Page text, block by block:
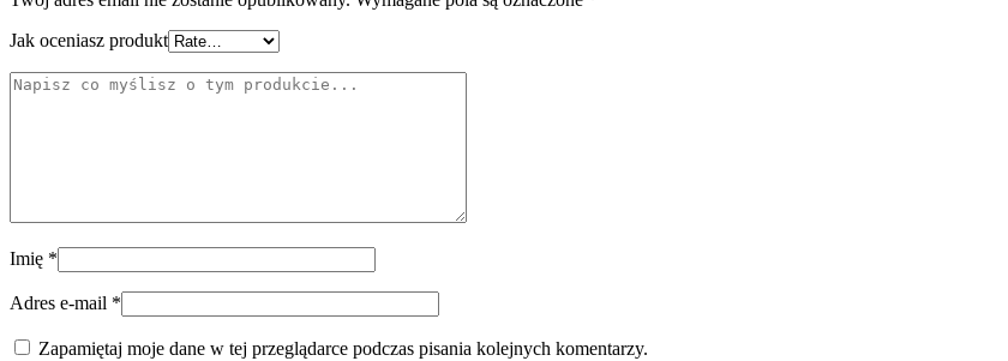
Jak oceniasz produkt
Imię *
Adres e-mail *
Zapamiętaj moje dane w tej przeglądarce podczas pisania kolejnych komentarzy.